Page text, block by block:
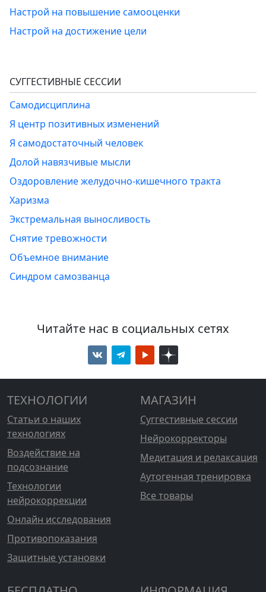
Настрой на повышение самооценки
Настрой на достижение цели
СУГГЕСТИВНЫЕ СЕССИИ
Самодисциплина
Я центр позитивных изменений
Я самодостаточный человек
Долой навязчивые мысли
Оздоровление желудочно-кишечного тракта
Харизма
Экстремальная выносливость
Снятие тревожности
Объемное внимание
Синдром самозванца
Читайте нас в социальных сетях
ТЕХНОЛОГИИ
Статьи о наших
технологиях
Воздействие на
подсознание
Технологии
нейрокоррекции
Онлайн исследования
Противопоказания
Защитные установки
МАГАЗИН
Суггестивные сессии
Нейрокорректоры
Медитация и релаксация
Аутогенная тренировка
Все товары